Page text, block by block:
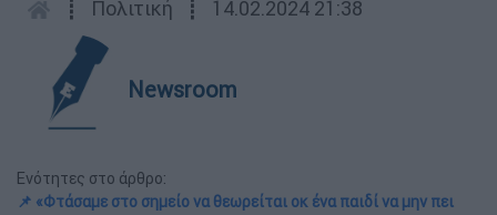
┋ Πολιτική ┋ 14.02.2024 21:38
Newsroom
Ενότητες στο άρθρο:
📌 «Φτάσαμε στο σημείο να θεωρείται οκ ένα παιδί να μην πει